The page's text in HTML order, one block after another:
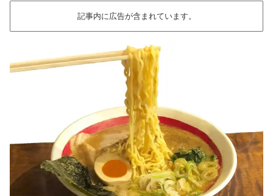
記事内に広告が含まれています。